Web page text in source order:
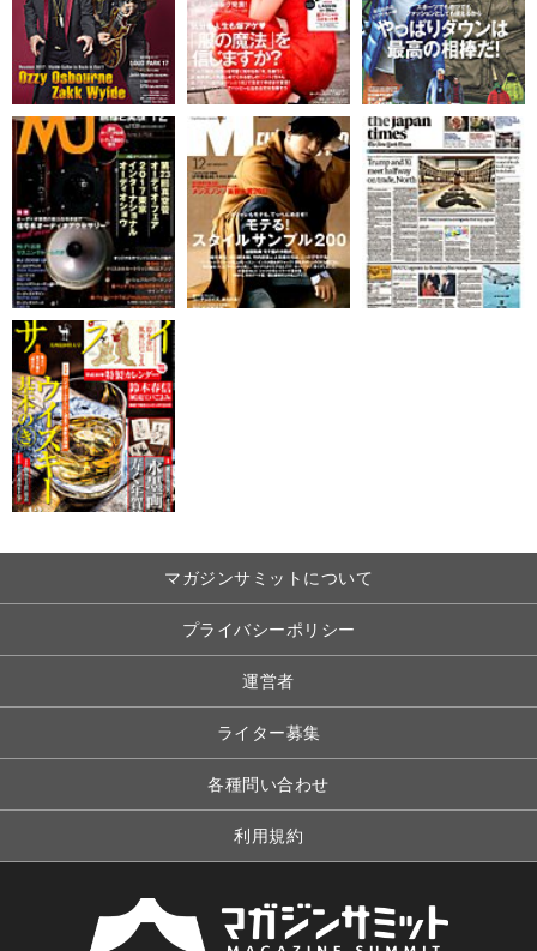
マガジンサミットについて
プライバシーポリシー
運営者
ライター募集
各種問い合わせ
利用規約